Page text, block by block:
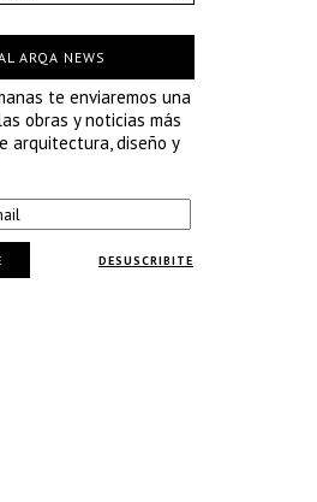
ARQA NEWS
te enviaremos una
obras y noticias más
arquitectura, diseño y
DESUSCRIBITE